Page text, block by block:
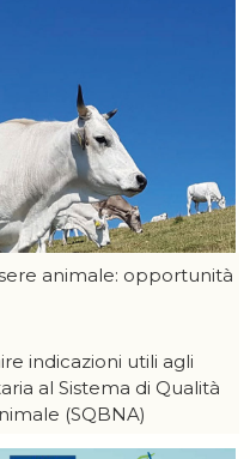
animale: opportunità
indicazioni utili agli
al Sistema di Qualità
(SQBNA)